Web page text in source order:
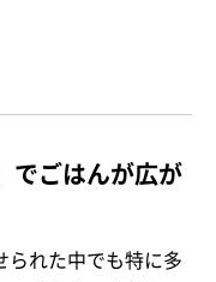
でごはんが広が
られた中でも特に多